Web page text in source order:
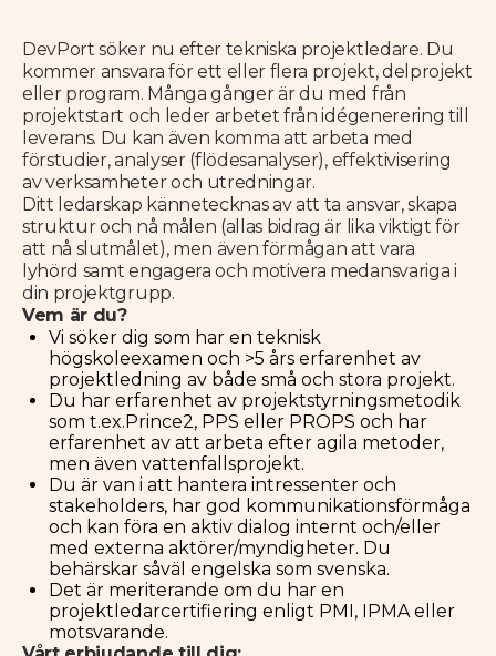
DevPort söker nu efter tekniska projektledare. Du
kommer ansvara för ett eller flera projekt, delprojekt
eller program. Många gånger är du med från
projektstart och leder arbetet från idégenerering till
leverans. Du kan även komma att arbeta med
förstudier, analyser (flödesanalyser), effektivisering
av verksamheter och utredningar.
Ditt ledarskap kännetecknas av att ta ansvar, skapa
struktur och nå målen (allas bidrag är lika viktigt för
att nå slutmålet), men även förmågan att vara
lyhörd samt engagera och motivera medansvariga i
din projektgrupp.
Vem är du?
Vi söker dig som har en teknisk
högskoleexamen och >5 års erfarenhet av
projektledning av både små och stora projekt.
Du har erfarenhet av projektstyrningsmetodik
som t.ex.Prince2, PPS eller PROPS och har
erfarenhet av att arbeta efter agila metoder,
men även vattenfallsprojekt.
Du är van i att hantera intressenter och
stakeholders, har god kommunikationsförmåga
och kan föra en aktiv dialog internt och/eller
med externa aktörer/myndigheter. Du
behärskar såväl engelska som svenska.
Det är meriterande om du har en
projektledarcertifiering enligt PMI, IPMA eller
motsvarande.